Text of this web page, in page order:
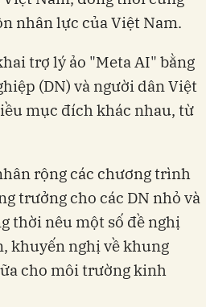
nhân lực của Việt Nam.
trợ lý ảo "Meta AI" bằng
(DN) và người dân Việt
mục đích khác nhau, từ
rộng các chương trình
trưởng cho các DN nhỏ và
thời nêu một số đề nghị
khuyến nghị về khung
cho môi trường kinh